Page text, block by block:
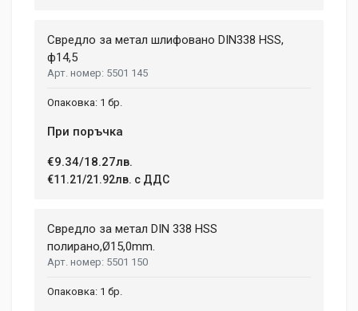
Свредло за метал шлифовано DIN338 HSS,
ф14,5
5501 145
1 бр.
При поръчка
€9.34/18.27лв.
€11.21/21.92лв. с ДДС
Свредло за метал DIN 338 HSS
полиранo,Ø15,0mm.
5501 150
1 бр.